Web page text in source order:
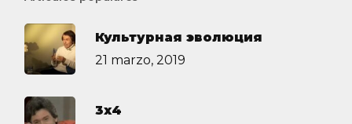
Культурная эволюция
21 marzo, 2019
3х4